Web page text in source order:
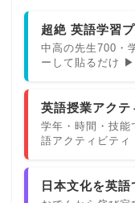
超絶 英語学習
中高の先生700・
ーして貼るだけ ▶
英語授業アクテ
学年・時間・技能
語アクティビテ
日本文化を英語